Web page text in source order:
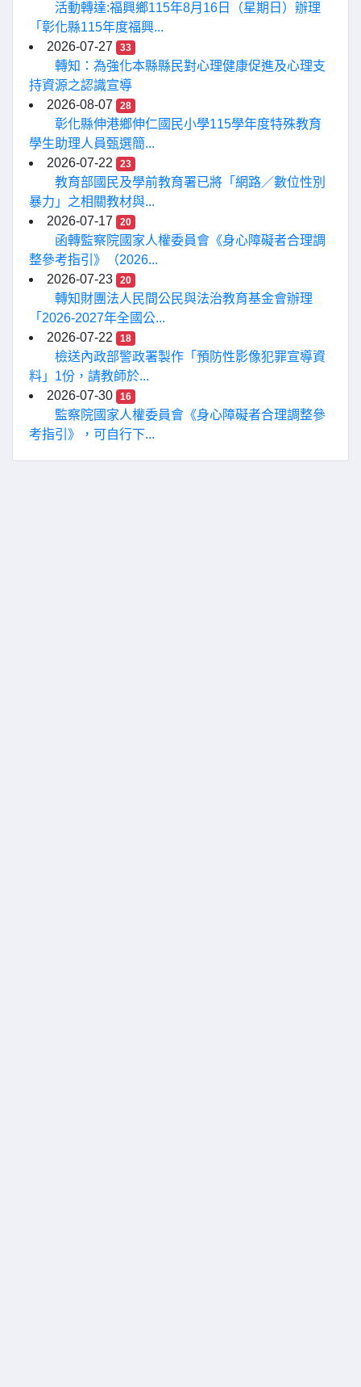
活動轉達:福興鄉115年8月16日（星期日）辦理
「彰化縣115年度福興...
2026-07-27
33
轉知：為強化本縣縣民對心理健康促進及心理支
持資源之認識宣導
2026-08-07
28
彰化縣伸港鄉伸仁國民小學115學年度特殊教育
學生助理人員甄選簡...
2026-07-22
23
教育部國民及學前教育署已將「網路／數位性別
暴力」之相關教材與...
2026-07-17
20
函轉監察院國家人權委員會《身心障礙者合理調
整參考指引》（2026...
2026-07-23
20
轉知財團法人民間公民與法治教育基金會辦理
「2026-2027年全國公...
2026-07-22
18
檢送內政部警政署製作「預防性影像犯罪宣導資
料」1份，請教師於...
2026-07-30
16
監察院國家人權委員會《身心障礙者合理調整參
考指引》，可自行下...